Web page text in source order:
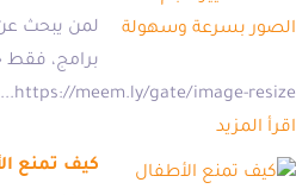
لمن يبحث
https://meem.ly/gate/image-resize...
اقرأ المزيد
كيف تمنع